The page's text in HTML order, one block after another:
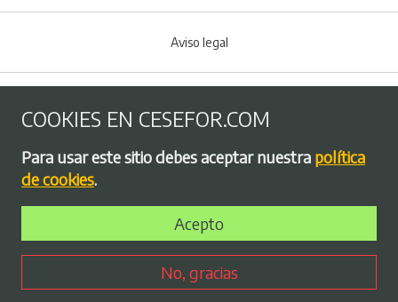
Menú del pie
Aviso legal
Política de privacidad
Bolsa de empleo
Perfil contratante
COOKIES EN CESEFOR.COM
Para usar este sitio debes aceptar nuestra política
de cookies.
Acepto
No, gracias